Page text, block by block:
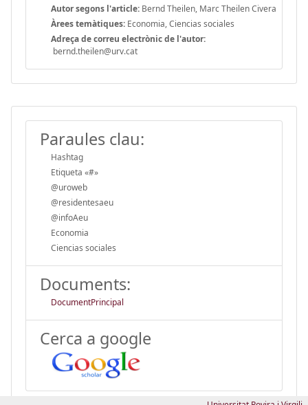
Autor segons l'article: Bernd Theilen, Marc Theilen Civera
Àrees temàtiques: Economia, Ciencias sociales
Adreça de correu electrònic de l'autor:
bernd.theilen@urv.cat
Paraules clau:
Hashtag
Etiqueta «#»
@uroweb
@residentesaeu
@infoAeu
Economia
Ciencias sociales
Documents:
DocumentPrincipal
Cerca a google